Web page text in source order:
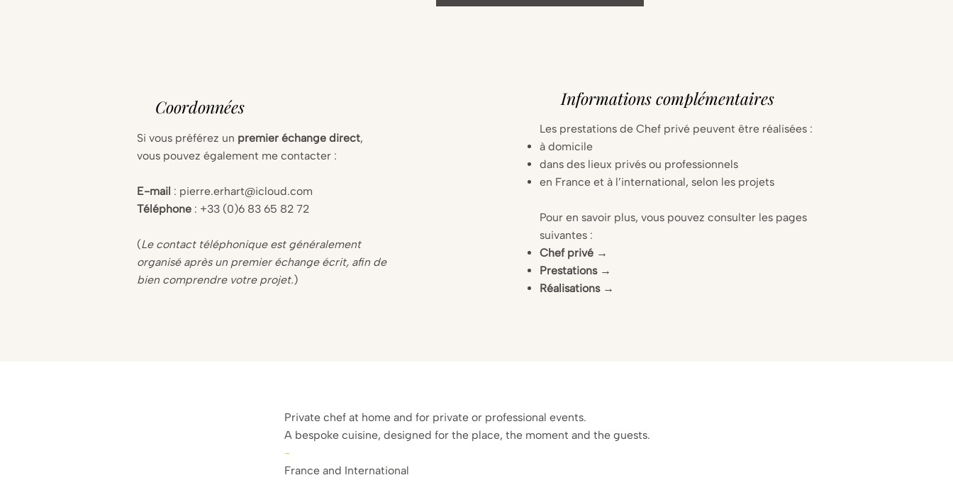
Coordonnées
Si vous préférez un premier échange direct,
vous pouvez également me contacter :
E-mail : pierre.erhart@icloud.com
Téléphone : +33 (0)6 83 65 82 72
(Le contact téléphonique est généralement
organisé après un premier échange écrit, afin de
bien comprendre votre projet.)
Informations complémentaires
Les prestations de Chef privé peuvent être réalisées :
à domicile
dans des lieux privés ou professionnels
en France et à l’international, selon les projets
Pour en savoir plus, vous pouvez consulter les pages
suivantes :
Chef privé→
Prestations→
Réalisations→
Private chef at home and for private or professional events.
A bespoke cuisine, designed for the place, the moment and the guests.
-
France and International